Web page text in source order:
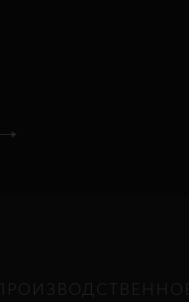
ПРОИЗВОДСТВЕННОЕ